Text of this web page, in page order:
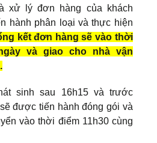
xử lý đơn hàng của khách
hành phân loại và thực hiện
kết đơn hàng sẽ vào thời
và giao cho nhà vận
sinh sau 16h15 và trước
được tiến hành đóng gói và
vào thời điểm 11h30 cùng